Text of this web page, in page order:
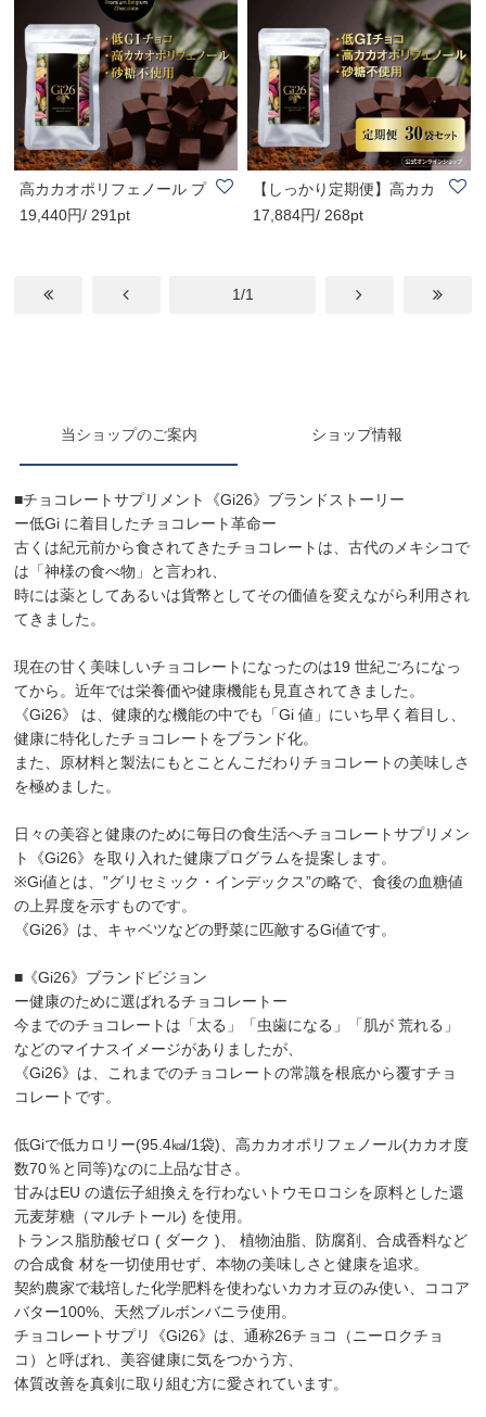
高カカオポリフェノール プ
レミアムベル..
19,440円/ 291pt
【しっかり定期便】高カカ
オポリフェノー..
17,884円/ 268pt
1/1
当ショップのご案内 ショップ情報
■チョコレートサプリメント《Gi26》ブランドストーリー
ー低Gi に着目したチョコレート革命ー
古くは紀元前から食されてきたチョコレートは、古代のメキシコで
は「神様の食べ物」と言われ、
時には薬としてあるいは貨幣としてその価値を変えながら利用され
てきました。
現在の甘く美味しいチョコレートになったのは19 世紀ごろになっ
てから。近年では栄養価や健康機能も見直されてきました。
《Gi26》 は、健康的な機能の中でも「Gi 値」にいち早く着目し、
健康に特化したチョコレートをブランド化。
また、原材料と製法にもとことんこだわりチョコレートの美味しさ
を極めました。
日々の美容と健康のために毎日の食生活へチョコレートサプリメン
ト《Gi26》を取り入れた健康プログラムを提案します。
※Gi値とは、”グリセミック・インデックス”の略で、食後の血糖値
の上昇度を示すものです。
《Gi26》は、キャベツなどの野菜に匹敵するGi値です。
■《Gi26》ブランドビジョン
ー健康のために選ばれるチョコレートー
今までのチョコレートは「太る」「虫歯になる」「肌が 荒れる」
などのマイナスイメージがありましたが、
《Gi26》は、これまでのチョコレートの常識を根底から覆すチョ
コレートです。
低Giで低カロリー(95.4㎉/1袋)、高カカオポリフェノール(カカオ度
数70％と同等)なのに上品な甘さ。
甘みはEU の遺伝子組換えを行わないトウモロコシを原料とした還
元麦芽糖（マルチトール) を使用。
トランス脂肪酸ゼロ ( ダーク )、 植物油脂、防腐剤、合成香料など
の合成食 材を一切使用せず、本物の美味しさと健康を追求。
契約農家で栽培した化学肥料を使わないカカオ豆のみ使い、ココア
バター100%、天然ブルボンバニラ使用。
チョコレートサプリ《Gi26》は、通称26チョコ（ニーロクチョ
コ）と呼ばれ、美容健康に気をつかう方、
体質改善を真剣に取り組む方に愛されています。